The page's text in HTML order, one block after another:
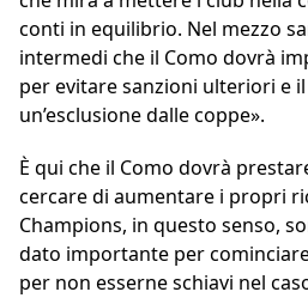
conti in equilibrio. Nel mezzo
intermedi che il Como dovrà
per evitare sanzioni ulteriori e
un’esclusione dalle coppe».
È qui che il Como dovrà
cercare di aumentare i propri
Champions, in questo senso,
dato importante per
per non esserne schiavi nel